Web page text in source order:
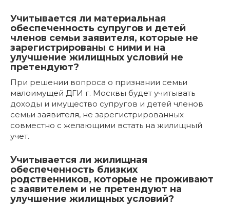
Учитывается ли материальная
обеспеченность супругов и детей
членов семьи заявителя, которые не
зарегистрированы с ними и на
улучшение жилищных условий не
претендуют?
При решении вопроса о признании семьи
малоимущей ДГИ г. Москвы будет учитывать
доходы и имущество супругов и детей членов
семьи заявителя, не зарегистрированных
совместно с желающими встать на жилищный
учет.
Учитывается ли жилищная
обеспеченность близких
родственников, которые не проживают
с заявителем и не претендуют на
улучшение жилищных условий?